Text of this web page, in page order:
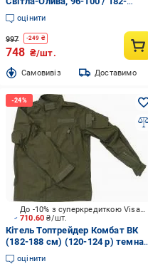
188cм р.M
оцінити
997 -249 ₴
748 ₴/шт.
Cамовивіз Доставимо
710.60₴/шт.
До -10% з суперкредиткою Visa Вигода
Кітель Топтрейдер Комбат ВК
(182-188 см) (120-124 р) темна-
олива р.XXL
оцінити